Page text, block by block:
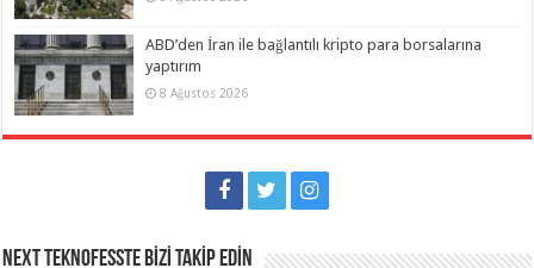
ABD’den İran ile bağlantılı kripto para borsalarına
yaptırım
8 Ağustos 2026
NEXT TEKNOFESSTE BİZİ TAKİP EDİN